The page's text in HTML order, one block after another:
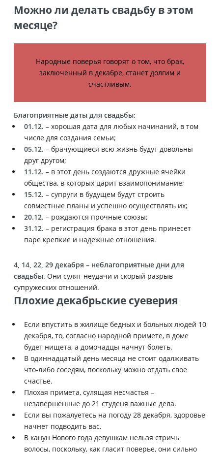
Можно ли делать свадьбу в этом
месяце?
Народные поверья говорят о том, что брак,
заключенный в декабре, станет долгим и
счастливым.
Благоприятные даты для свадьбы:
01.12. – хорошая дата для любых начинаний, в том
числе для создания семьи;
05.12. – брачующиеся всю жизнь будут довольны
друг другом;
11.12. – в этот день создаются дружные ячейки
общества, в которых царит взаимопонимание;
15.12. – супруги в будущем будут строить
совместные планы и успешно осуществлять их;
20.12. – рождаются прочные союзы;
31.12. – регистрация брака в этот день принесет
паре крепкие и надежные отношения.
4, 14, 22, 29 декабря – неблагоприятные дни для
свадьбы. Они сулят неудачи и скорый разрыв
супружеских отношений.
Плохие декабрьские суеверия
Если впустить в жилище бедных и больных людей 10
декабря, то, согласно народной примете, в доме
будет нищета, а домочадцы начнут болеть.
В одиннадцатый день месяца не стоит одалживать
что-либо соседям, поскольку можно отдать свое
счастье.
Плохая примета, сулящая несчастья –
незавершенные до 21 студеня важные дела.
Если вы пожалуетесь на погоду 28 декабря, здоровье
начнет подводить вас.
В канун Нового года девушкам нельзя стричь
волосы, поскольку, как гласит поверье, они сильно